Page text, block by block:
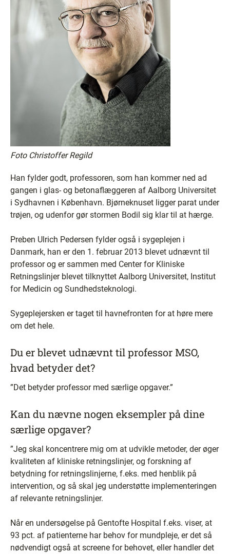
Foto Christoffer Regild
Han fylder godt, professoren, som han kommer ned ad
gangen i glas- og betonaflæggeren af Aalborg Universitet
i Sydhavnen i København. Bjørneknuset ligger parat under
trøjen, og udenfor gør stormen Bodil sig klar til at hærge.
Preben Ulrich Pedersen fylder også i sygeplejen i
Danmark, han er den 1. februar 2013 blevet udnævnt til
professor og er sammen med Center for Kliniske
Retningslinjer blevet tilknyttet Aalborg Universitet, Institut
for Medicin og Sundhedsteknologi.
Sygeplejersken er taget til havnefronten for at høre mere
om det hele.
Du er blevet udnævnt til professor MSO,
hvad betyder det?
”Det betyder professor med særlige opgaver.”
Kan du nævne nogen eksempler på dine
særlige opgaver?
”Jeg skal koncentrere mig om at udvikle metoder, der øger
kvaliteten af kliniske retningslinjer, og forskning af
betydning for retningslinjerne, f.eks. med henblik på
intervention, og så skal jeg understøtte implementeringen
af relevante retningslinjer.
Når en undersøgelse på Gentofte Hospital f.eks. viser, at
93 pct. af patienterne har behov for mundpleje, er det så
nødvendigt også at screene for behovet, eller handler det